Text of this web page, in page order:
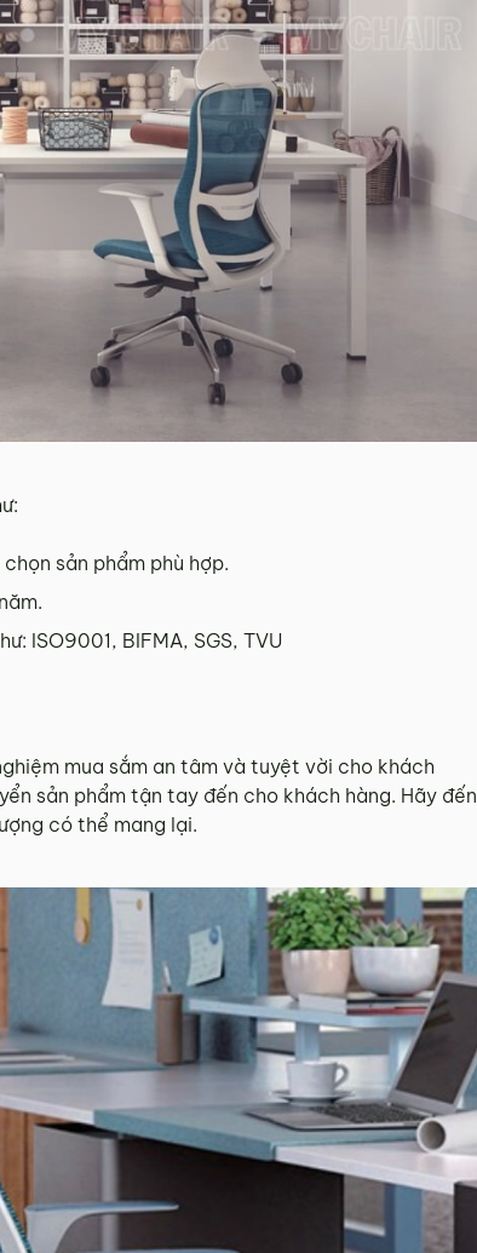
sản phẩm phù hợp.
ISO9001, BIFMA, SGS, TVU
mua sắm an tâm và tuyệt vời cho khách
sản phẩm tận tay đến cho khách hàng. Hãy đến
có thể mang lại.